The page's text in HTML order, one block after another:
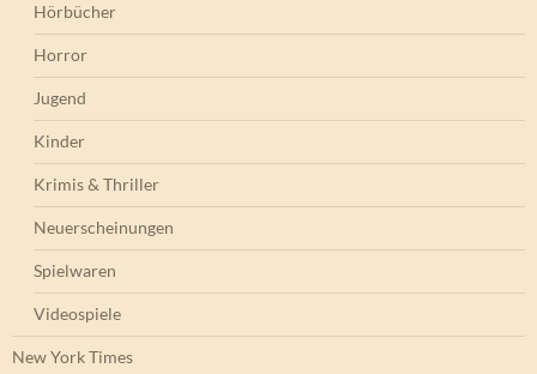
Hörbücher
Horror
Jugend
Kinder
Krimis & Thriller
Neuerscheinungen
Spielwaren
Videospiele
New York Times